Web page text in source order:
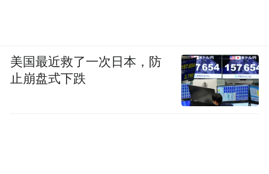
美国最近救了一次日本，防
止崩盘式下跌